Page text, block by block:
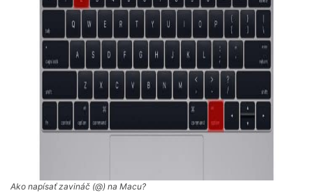
Ako napísať zavináč (@) na Macu?